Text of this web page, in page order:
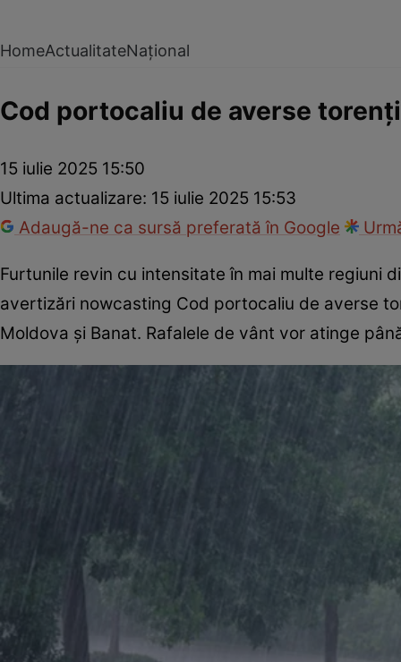
HomeActualitateNațional
Cod portocaliu de averse
15 iulie 2025 15:50
Ultima actualizare: 15 iulie 2025 15:53
Adaugă-ne ca sursă preferată în Google
Furtunile revin cu intensitate în mai multe regiuni
avertizări nowcasting Cod portocaliu de averse
Moldova și Banat. Rafalele de vânt vor atinge